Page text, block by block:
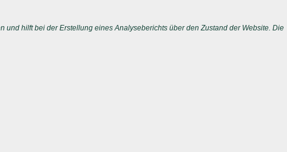
hilft bei der Erstellung eines Analyseberichts über den Zustand der Website. Die